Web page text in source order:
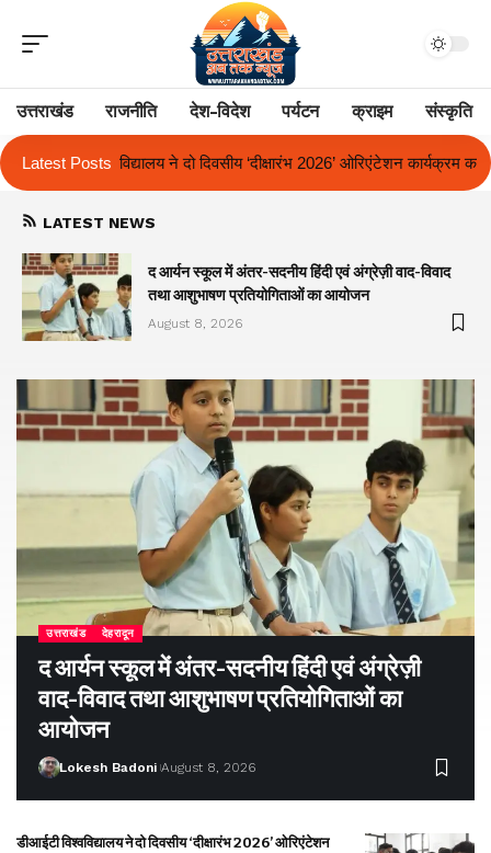
उत्तराखंड राजनीति देश-विदेश पर्यटन क्राइम संस्कृति
Latest Posts
‘दीक्षारंभ 2026’ ओरिएंटेशन कार्यक्रम का किया आयोजन एक साल से लंबित
LATEST NEWS
द आर्यन स्कूल में अंतर-सदनीय हिंदी एवं अंग्रेज़ी वाद-विवाद
तथा आशुभाषण प्रतियोगिताओं का आयोजन
August 8, 2026
उत्तराखंड देहरादून
द आर्यन स्कूल में अंतर-सदनीय हिंदी एवं अंग्रेज़ी
वाद-विवाद तथा आशुभाषण प्रतियोगिताओं का
आयोजन
Lokesh Badoni August 8, 2026
डीआईटी विश्वविद्यालय ने दो दिवसीय ‘दीक्षारंभ 2026’ ओरिएंटेशन